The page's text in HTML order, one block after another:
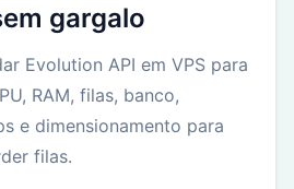
gargalo
Evolution API em VPS para
RAM, filas, banco,
e dimensionamento para
filas.